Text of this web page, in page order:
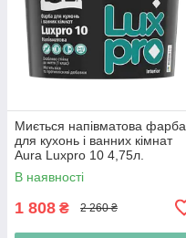
Миється напівматова фарба
для кухонь і ванних кімнат
Aura Luxpro 10 4,75л.
В наявності
1 808 ₴ 2 260 ₴